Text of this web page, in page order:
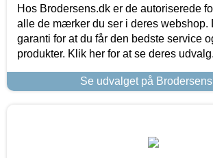
Hos Brodersens.dk er de autoriserede
alle de mærker du ser i deres webshop.
garanti for at du får den bedste service
produkter. Klik her for at se deres udvalg.
Se udvalget på